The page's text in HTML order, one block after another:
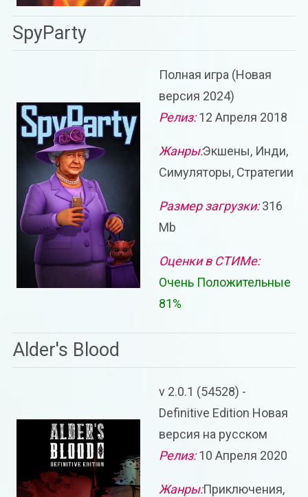
SpyParty
Полная игра (Новая
версия 2024)
Релиз:12 Апреля 2018
Жанры:Экшены, Инди,
Симуляторы, Стратегии
Размер загрузки:316
Mb
Оценки в СТИМе:
Очень Положительные
81%
Alder's Blood
v 2.0.1 (54528) -
Definitive Edition Новая
версия на русском
Релиз:10 Апреля 2020
Жанры:Приключения,